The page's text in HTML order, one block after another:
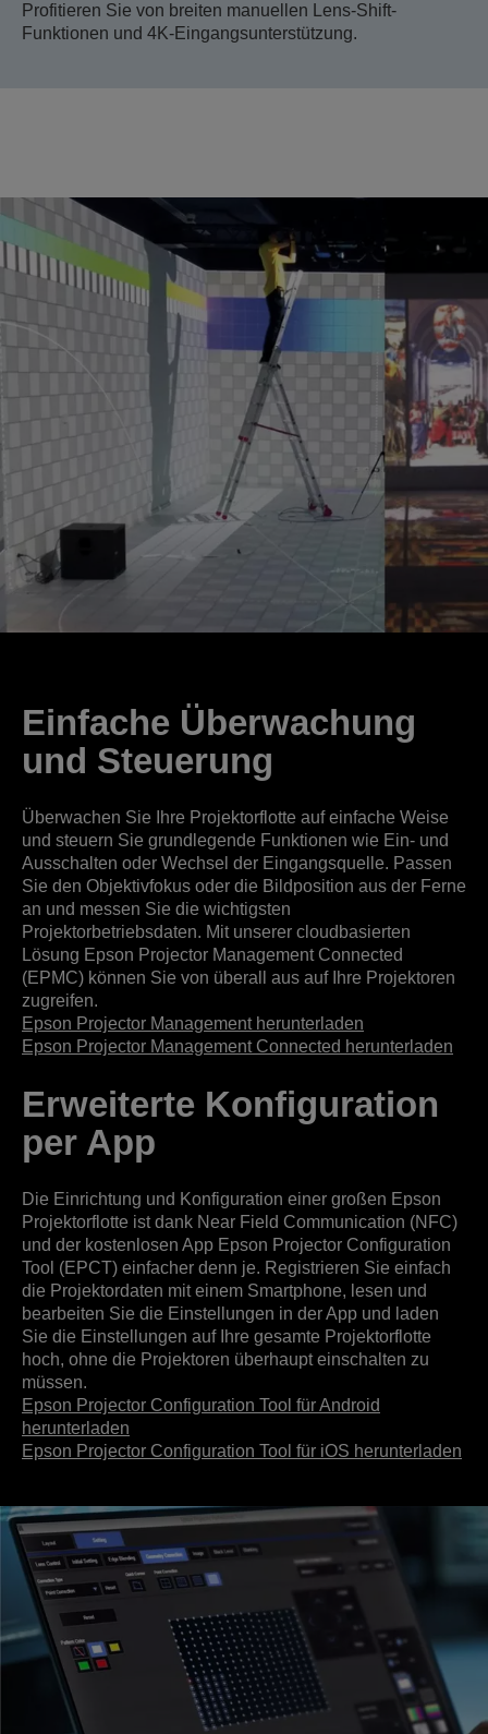
Profitieren Sie von breiten manuellen Lens-Shift-
Funktionen und 4K-Eingangsunterstützung.
Einfache Überwachung
und Steuerung
Überwachen Sie Ihre Projektorflotte auf einfache Weise
und steuern Sie grundlegende Funktionen wie Ein- und
Ausschalten oder Wechsel der Eingangsquelle. Passen
Sie den Objektivfokus oder die Bildposition aus der Ferne
an und messen Sie die wichtigsten
Projektorbetriebsdaten. Mit unserer cloudbasierten
Lösung Epson Projector Management Connected
(EPMC) können Sie von überall aus auf Ihre Projektoren
zugreifen.
Epson Projector Management herunterladen
Epson Projector Management Connected herunterladen
Erweiterte Konfiguration
per App
Die Einrichtung und Konfiguration einer großen Epson
Projektorflotte ist dank Near Field Communication (NFC)
und der kostenlosen App Epson Projector Configuration
Tool (EPCT) einfacher denn je. Registrieren Sie einfach
die Projektordaten mit einem Smartphone, lesen und
bearbeiten Sie die Einstellungen in der App und laden
Sie die Einstellungen auf Ihre gesamte Projektorflotte
hoch, ohne die Projektoren überhaupt einschalten zu
müssen.
Epson Projector Configuration Tool für Android
herunterladen
Epson Projector Configuration Tool für iOS herunterladen